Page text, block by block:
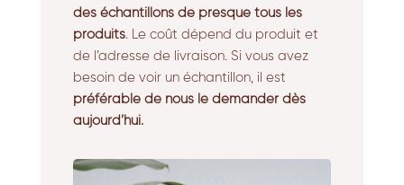
des échantillons de presque tous les
produits. Le coût dépend du produit et
de l’adresse de livraison. Si vous avez
besoin de voir un échantillon, il est
préférable de nous le demander dès
aujourd’hui.